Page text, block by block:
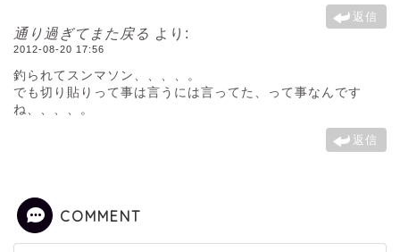
返信
通り過ぎてまた戻る より:
2012-08-20 17:56
釣られてスンマソン、、、、。
でも切り貼りって事は言うには言ってた、って事なんです
ね、、、、。
返信
COMMENT